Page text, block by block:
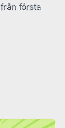
första